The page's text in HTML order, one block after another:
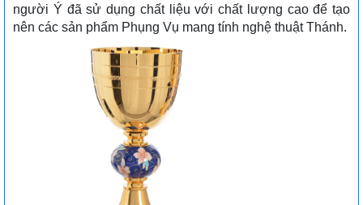
người Ý đã sử dụng chất liệu với chất lượng cao để tạo
nên các sản phẩm Phụng Vụ mang tính nghệ thuật Thánh.